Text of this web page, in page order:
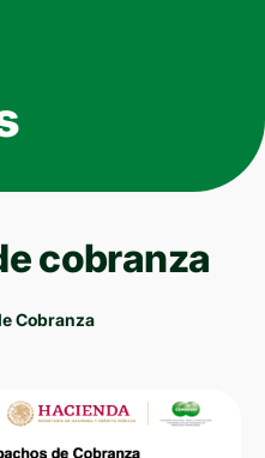
cobranza
Cobranza